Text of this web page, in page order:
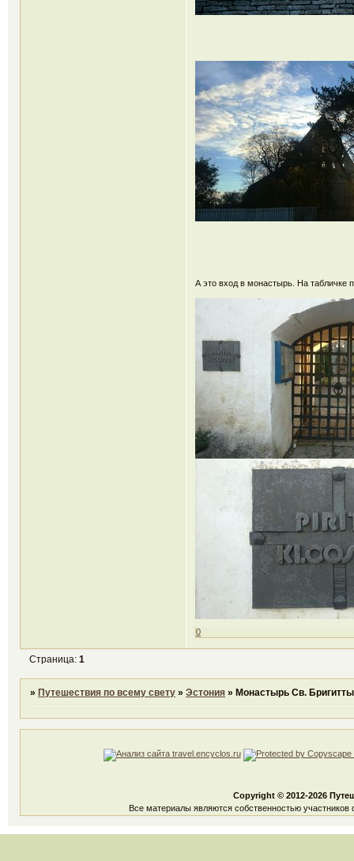
А это вход в монастырь. На табличке
0
Страница:1
» Путешествия по всему свету »Эстония » Монастырь Св.
Copyright © 2012-2026
Все материалы являются собственностью